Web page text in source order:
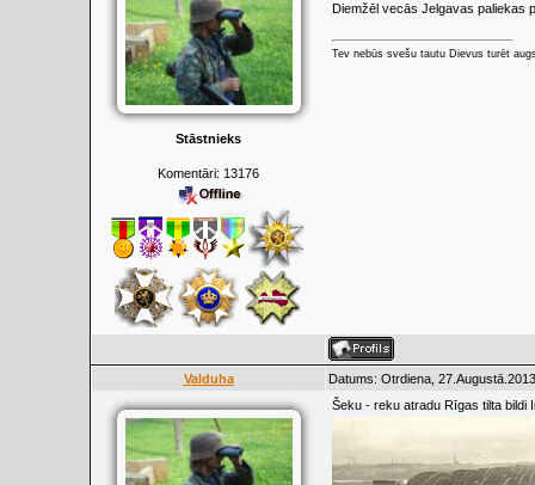
Stāstnieks
Komentāri: 13176
Diemžēl vecās Jelgavas paliekas
Tev nebūs svešu tautu Dievus turēt
Valduha Datums: Otrdiena,
Šeku - reku atradu Rīgas tilta bildi